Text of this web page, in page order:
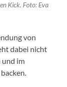
Kick. Foto: Eva
von
dabei nicht
und im